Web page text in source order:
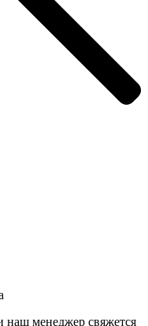
наш менеджер свяжется